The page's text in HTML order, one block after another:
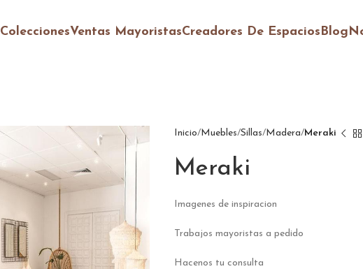
ColeccionesVentas MayoristasCreadores De Espacios Blog
Inicio Muebles Sillas Madera Meraki
Meraki
Imagenes de inspiracion
Trabajos mayoristas a pedido
Hacenos tu consulta